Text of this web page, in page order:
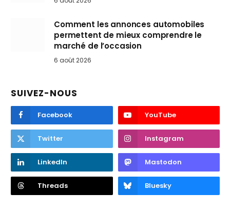
Comment les annonces automobiles
permettent de mieux comprendre le
marché de l’occasion
6 août 2026
SUIVEZ-NOUS
Facebook YouTube
Twitter Instagram
LinkedIn Mastodon
Threads Bluesky